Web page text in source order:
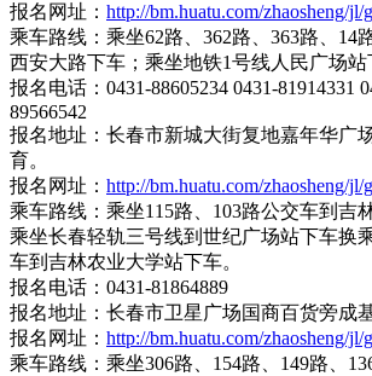
报名网址： http://bm.huatu.com/zhaosheng/jl/
乘车路线：乘坐62路、362路、363路、14
西安大路下车；乘坐地铁1号线人民广场站
报名电话：0431-88605234 0431-81914331
89566542
报名地址：长春市新城大街复地嘉年华广
育。
报名网址： http://bm.huatu.com/zhaosheng/jl/
乘车路线：乘坐115路、103路公交车到吉
乘坐长春轻轨三号线到世纪广场站下车换
车到吉林农业大学站下车。
报名电话：0431-81864889
报名地址：长春市卫星广场国商百货旁成
报名网址： http://bm.huatu.com/zhaosheng/jl/
乘车路线：乘坐306路、154路、149路、